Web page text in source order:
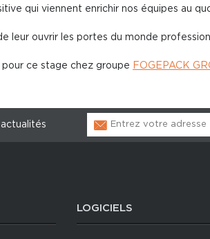
qui viennent enrichir nos équipes au
leur ouvrir les portes du monde
ce stage chez groupe FOGEPACK
LOGICIELS